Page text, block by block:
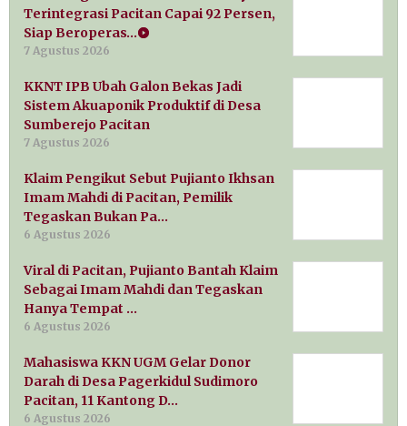
Terintegrasi Pacitan Capai 92 Persen,
Siap Beroperas…
7 Agustus 2026
KKNT IPB Ubah Galon Bekas Jadi
Sistem Akuaponik Produktif di Desa
Sumberejo Pacitan
7 Agustus 2026
Klaim Pengikut Sebut Pujianto Ikhsan
Imam Mahdi di Pacitan, Pemilik
Tegaskan Bukan Pa…
6 Agustus 2026
Viral di Pacitan, Pujianto Bantah Klaim
Sebagai Imam Mahdi dan Tegaskan
Hanya Tempat …
6 Agustus 2026
Mahasiswa KKN UGM Gelar Donor
Darah di Desa Pagerkidul Sudimoro
Pacitan, 11 Kantong D…
6 Agustus 2026